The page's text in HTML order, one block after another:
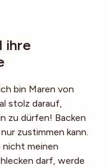
ihre
bin Maren von
stolz darauf,
zu dürfen! Backen
zustimmen kann.
nicht meinen
darf, werde